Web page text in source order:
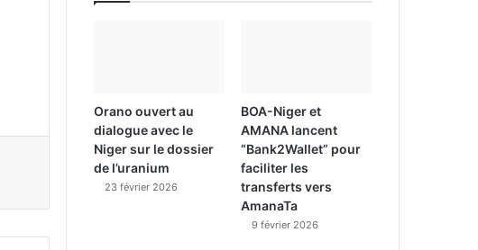
Orano ouvert au
dialogue avec le
Niger sur le dossier
de l’uranium
23 février 2026
BOA-Niger et
AMANA lancent
“Bank2Wallet” pour
faciliter les
transferts vers
AmanaTa
9 février 2026